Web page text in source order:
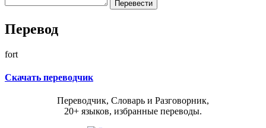
Перевод
fort
Скачать переводчик
Переводчик, Словарь и Разговорник,
20+ языков, избранные переводы.